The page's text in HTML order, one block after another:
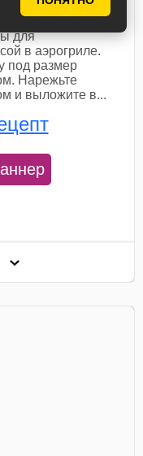
для
в аэрогриле.
под размер
Нарежьте
и выложите в...